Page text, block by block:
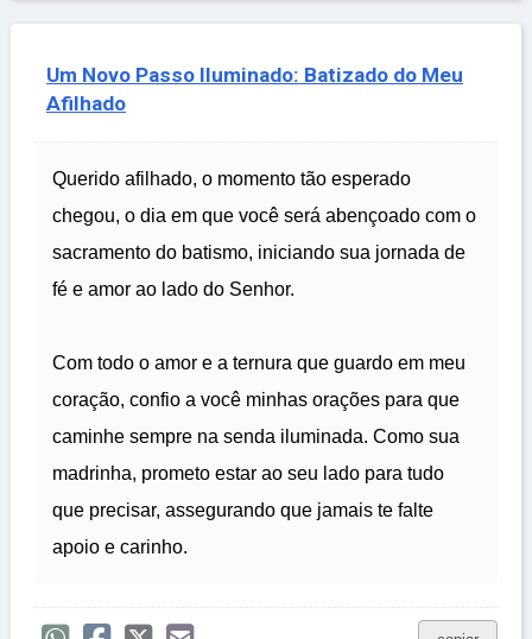
Um Novo Passo Iluminado: Batizado do Meu
Afilhado
Querido afilhado, o momento tão esperado
chegou, o dia em que você será abençoado com o
sacramento do batismo, iniciando sua jornada de
fé e amor ao lado do Senhor.
Com todo o amor e a ternura que guardo em meu
coração, confio a você minhas orações para que
caminhe sempre na senda iluminada. Como sua
madrinha, prometo estar ao seu lado para tudo
que precisar, assegurando que jamais te falte
apoio e carinho.